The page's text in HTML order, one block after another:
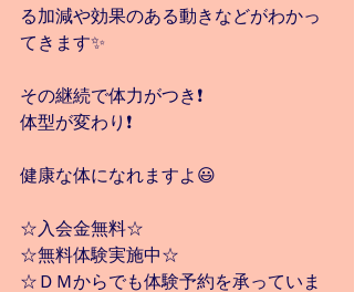
る加減や効果のある動きなどがわかっ
てきます✨
その継続で体力がつき❗️
体型が変わり❗️
健康な体になれますよ😃
☆入会金無料☆
☆無料体験実施中☆
☆ＤＭからでも体験予約を承っていま